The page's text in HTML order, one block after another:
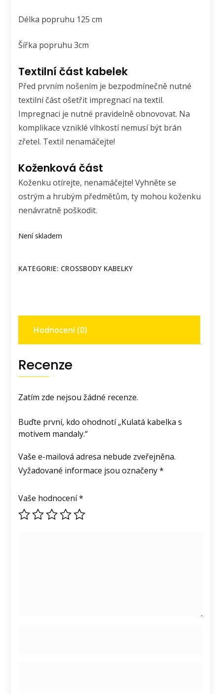
Délka popruhu 125 cm
Šířka popruhu 3cm
Textilní část kabelek
Před prvním nošením je bezpodmínečně nutné
textilní část ošetřit impregnací na textil.
Impregnaci je nutné pravidelně obnovovat. Na
komplikace vzniklé vlhkostí nemusí být brán
zřetel. Textil nenamáčejte!
Koženková část
Koženku otírejte, nenamáčejte! Vyhněte se
ostrým a hrubým předmětům, ty mohou koženku
nenávratně poškodit.
Není skladem
KATEGORIE: CROSSBODY KABELKY
Hodnocení (0)
Recenze
Zatím zde nejsou žádné recenze.
Buďte první, kdo ohodnotí „Kulatá kabelka s
motivem mandaly.“
Vaše e-mailová adresa nebude zveřejněna.
Vyžadované informace jsou označeny*
Vaše hodnocení*